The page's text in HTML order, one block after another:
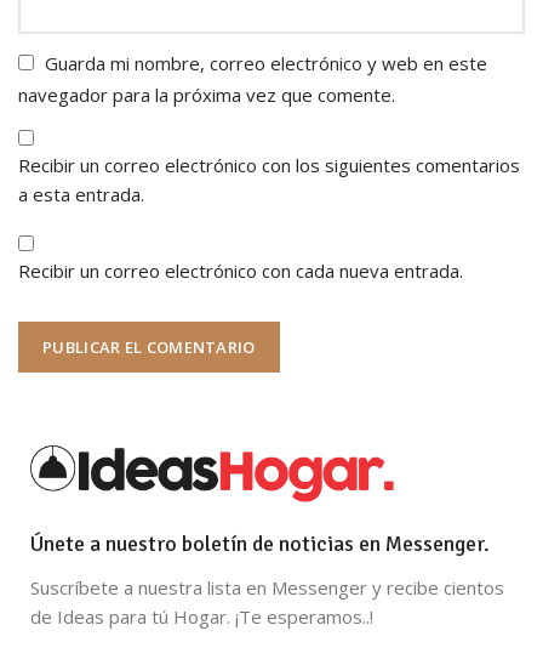
Guarda mi nombre, correo electrónico y web en este
navegador para la próxima vez que comente.
Recibir un correo electrónico con los siguientes comentarios
a esta entrada.
Recibir un correo electrónico con cada nueva entrada.
Únete a nuestro boletín de noticias en Messenger.
Suscríbete a nuestra lista en Messenger y recibe cientos
de Ideas para tú Hogar. ¡Te esperamos..!